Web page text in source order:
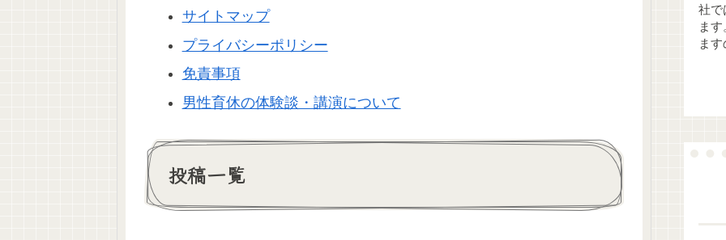
サイトマップ
プライバシーポリシー
免責事項
男性育休の体験談・講演について
投稿一覧
社で
ま
ま